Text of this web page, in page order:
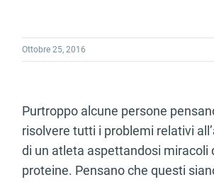
Ottobre 25, 2016
Purtroppo alcune persone
risolvere tutti i problemi relativi
di un atleta aspettandosi miracoli
proteine. Pensano che questi